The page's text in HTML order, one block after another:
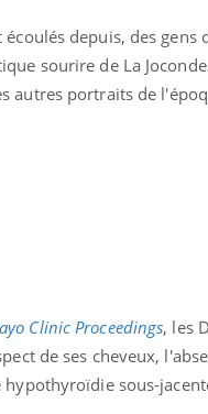
écoulés depuis, des
sourire de La
autres portraits de
Clinic Proceedings, les
de ses cheveux,
hypothyroïdie sous-